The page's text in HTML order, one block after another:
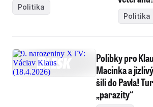
Politika
Politika
Polibky pro
Macinka a
šili do Pavla!
„parazity“